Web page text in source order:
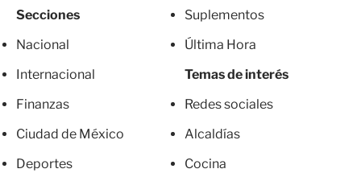
Secciones
Nacional
Internacional
Finanzas
Ciudad de México
Deportes
Suplementos
Última Hora
Temas de interés
Redes sociales
Alcaldías
Cocina